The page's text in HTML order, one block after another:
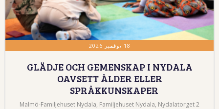
18 نوفمبر 2026
GLÄDJE OCH GEMENSKAP I NYDALA
OAVSETT ÅLDER ELLER
SPRÅKKUNSKAPER
Malmö-Familjehuset Nydala, Familjehuset Nydala, Nydalatorget 2